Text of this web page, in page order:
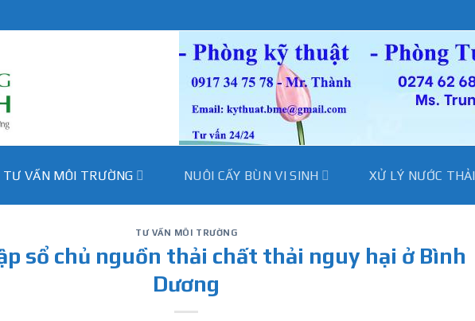
TƯ VẤN MÔI TRƯỜNG NUÔI CẤY BÙN VI SINH XỬ LÝ NƯỚC THẢI
TƯ VẤN MÔI TRƯỜNG
sổ chủ nguồn thải chất thải nguy hại ở Bình
Dương